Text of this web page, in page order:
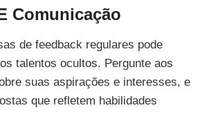
Comunicação
de feedback regulares pode
talentos ocultos. Pergunte aos
suas aspirações e interesses, e
que refletem habilidades